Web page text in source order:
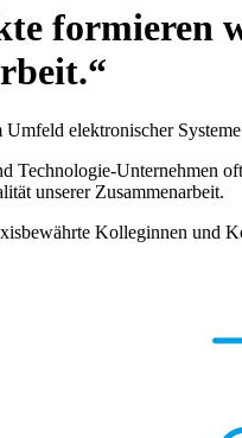
formieren
Umfeld elektronischer
Technologie-Unternehmen
unserer Zusammenarbeit.
Kolleginnen und